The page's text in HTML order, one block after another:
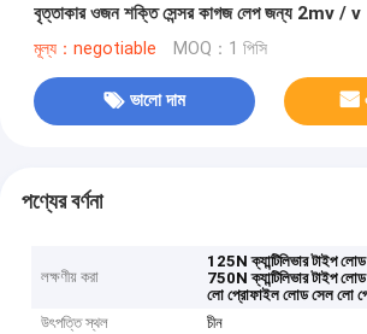
বৃত্তাকার ওজন শক্তি সেন্সর কাগজ লেপ জন্য 2mv / v
মূল্য：negotiable MOQ：1 পিসি
ভালো দাম
পণ্যের বর্ণনা
লক্ষণীয় করা
125N ক্যান্টিলিভার টাইপ
750N ক্যান্টিলিভার টাইপ
লো প্রোফাইল লোড সেল লো
উৎপত্তি স্থল
চীন